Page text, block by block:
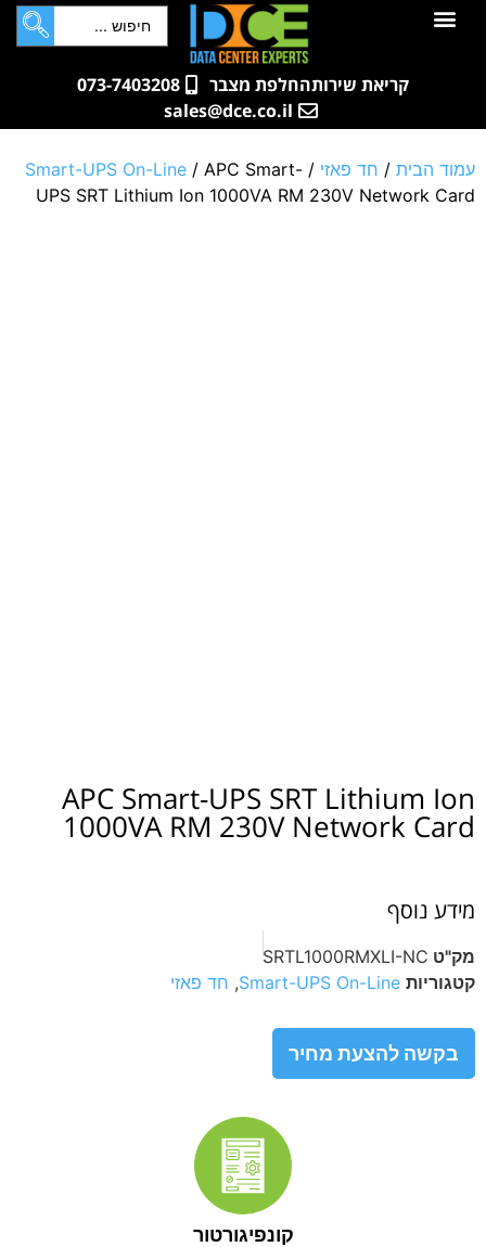
לתוכן
קריאת שירותהחלפת מצבר
073-7403208
sales@dce.co.il
עמוד הבית / חד פאזי /
Smart-UPS On-Line / APC Smart-
UPS SRT Lithium Ion 1000VA RM 230V Network Card
APC Smart-UPS SRT Lithium Ion
1000VA RM 230V Network Card
מידע נוסף
מק"ט SRTL1000RMXLI-NC
קטגוריות Smart-UPS On-Line
, חד פאזי
בקשה להצעת מחיר
קונפיגורטור